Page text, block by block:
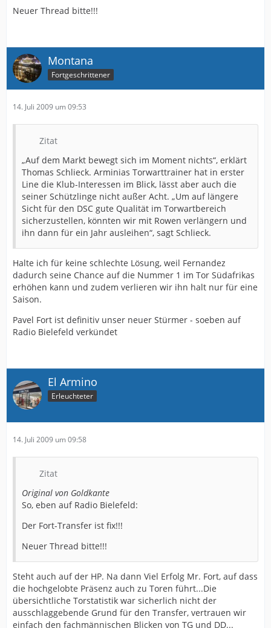
Neuer Thread bitte!!!
Montana
Fortgeschrittener
14. Juli 2009 um 09:53
Zitat
„Auf dem Markt bewegt sich im Moment nichts“, erklärt
Thomas Schlieck. Arminias Torwarttrainer hat in erster
Line die Klub-Interessen im Blick, lässt aber auch die
seiner Schützlinge nicht außer Acht. „Um auf längere
Sicht für den DSC gute Qualität im Torwartbereich
sicherzustellen, könnten wir mit Rowen verlängern und
ihn dann für ein Jahr ausleihen“, sagt Schlieck.
Halte ich für keine schlechte Lösung, weil Fernandez
dadurch seine Chance auf die Nummer 1 im Tor Südafrikas
erhöhen kann und zudem verlieren wir ihn halt nur für eine
Saison.
Pavel Fort ist definitiv unser neuer Stürmer - soeben auf
Radio Bielefeld verkündet
El Armino
Erleuchteter
14. Juli 2009 um 09:58
Zitat
Original von Goldkante
So, eben auf Radio Bielefeld:
Der Fort-Transfer ist fix!!!
Neuer Thread bitte!!!
Steht auch auf der HP. Na dann Viel Erfolg Mr. Fort, auf dass
die hochgelobte Präsenz auch zu Toren führt...Die
übersichtliche Torstatistik war sicherlich nicht der
ausschlaggebende Grund für den Transfer, vertrauen wir
einfach den fachmännischen Blicken von TG und DD...